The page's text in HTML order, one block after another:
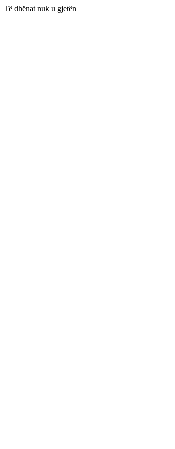
Të dhënat nuk u gjetën